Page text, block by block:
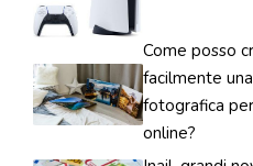
Come posso
facilmente
fotografica
online?